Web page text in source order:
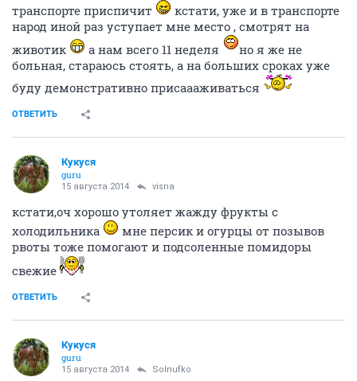
транспорте приспичит
кстати, уже и в транспорте
народ иной раз уступает мне место , смотрят на
животик
а нам всего 11 неделя
но я же не
больная, стараюсь стоять, а на больших сроках уже
буду демонстративно присаааживаться
ОТВЕТИТЬ
Кукуся
guru
15 августа 2014 visna
кстати,оч хорошо утоляет жажду фрукты с
холодильника
мне персик и огурцы от позывов
рвоты тоже помогают и подсоленные помидоры
свежие
ОТВЕТИТЬ
Кукуся
guru
15 августа 2014 Solnufko